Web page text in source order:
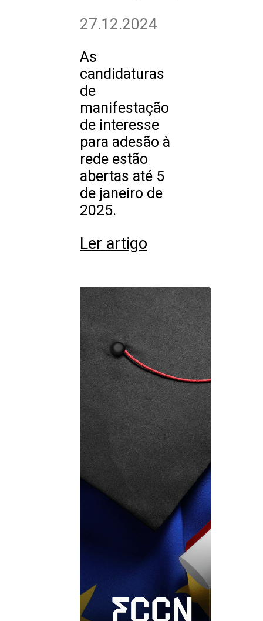
27.12.2024
As
candidaturas
de
manifestação
de interesse
para adesão à
rede estão
abertas até 5
de janeiro de
2025.
Ler artigo